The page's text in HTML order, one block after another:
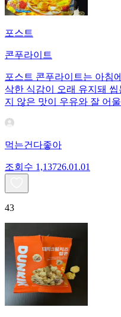
포스트
콘푸라이트
포스트 콘푸라이트는 아침
삭한 식감이 오래 유지돼
지 않은 맛이 우유와 잘 어
먹는건다좋아
조회수 1,13726.01.01
43